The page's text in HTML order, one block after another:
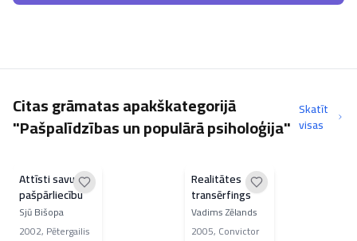
Citas grāmatas apakškategorijā
"Pašpalīdzības un populārā psiholoģija"
Skatīt
visas
Attīsti savu
pašpārliecību
Sjū Bišopa
2002, Pētergailis
Realitātes
transērfings
Vadims Zēlands
2005, Convictor